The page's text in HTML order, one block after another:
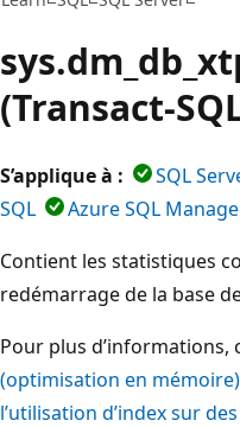
(Transact-
S’applique à : SQL
SQL
Azure SQL
Contient les statistiques
redémarrage de la base
Pour plus d’informations,
(optimisation en mémoire)
l’utilisation d’index sur